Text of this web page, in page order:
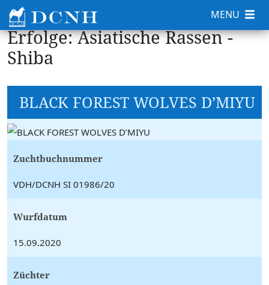
Erfolge: Asiatische Rassen -
Shiba
BLACK FOREST WOLVES D’MIYU
Zuchtbuchnummer
VDH/DCNH SI 01986/20
Wurfdatum
15.09.2020
Züchter
MENU